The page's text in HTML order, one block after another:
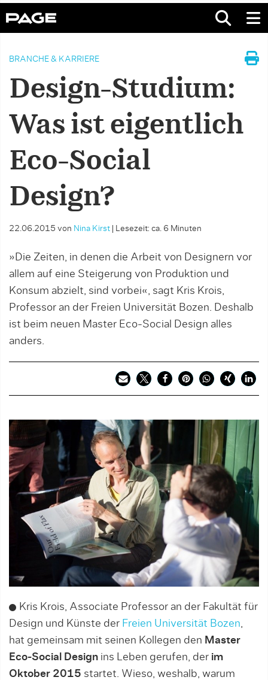
BRANCHE & KARRIERE
Design-Studium:
Was ist eigentlich
Eco-Social
Design?
22.06.2015 von Nina Kirst Lesezeit: ca. 6 Minuten
»Die Zeiten, in denen die Arbeit von Designern vor
allem auf eine Steigerung von Produktion und
Konsum abzielt, sind vorbei«, sagt Kris Krois,
Professor an der Freien Universität Bozen. Deshalb
ist beim neuen Master Eco-Social Design alles
anders.
Kris Krois, Associate Professor an der Fakultät für
Design und Künste der Freien Universität Bozen,
hat gemeinsam mit seinen Kollegen den Master
Eco-Social Design ins Leben gerufen, der im
Oktober 2015 startet. Wieso, weshalb, warum